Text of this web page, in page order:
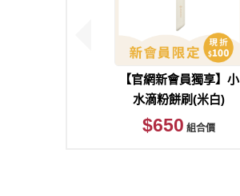
【官網新會員獨享】小
水滴粉餅刷(米白)
$650 組合價